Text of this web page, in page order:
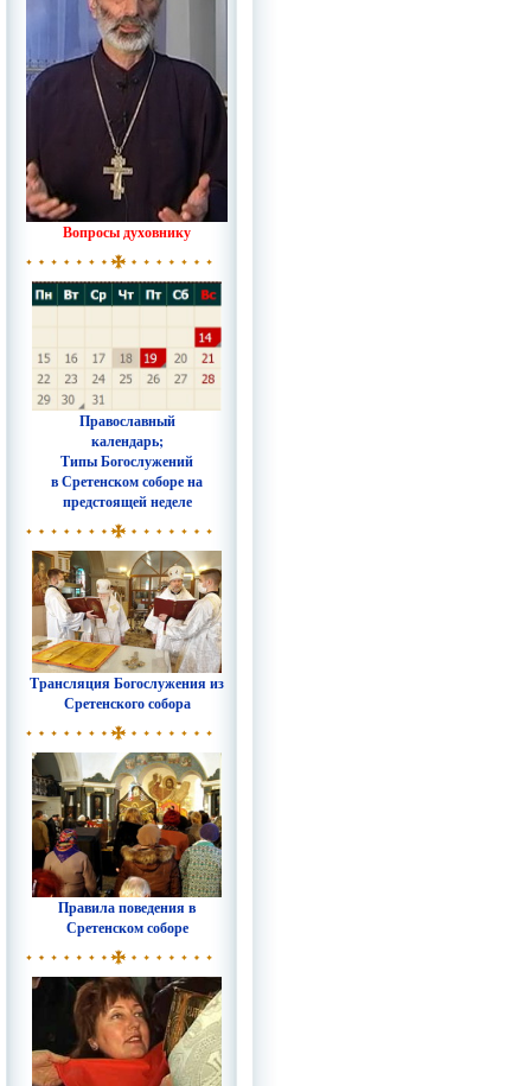
Вопросы духовнику
Православный
календарь;
Типы Богослужений
в Сретенском соборе на
предстоящей неделе
Трансляция Богослужения из
Сретенского собора
Правила поведения в
Сретенском соборе